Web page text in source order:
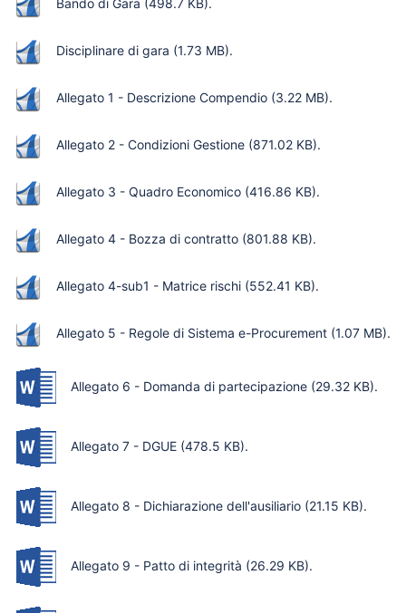
Bando di Gara (498.7 KB).
Disciplinare di gara (1.73 MB).
Allegato 1 - Descrizione Compendio (3.22 MB).
Allegato 2 - Condizioni Gestione (871.02 KB).
Allegato 3 - Quadro Economico (416.86 KB).
Allegato 4 - Bozza di contratto (801.88 KB).
Allegato 4-sub1 - Matrice rischi (552.41 KB).
Allegato 5 - Regole di Sistema e-Procurement (1.07 MB).
Allegato 6 - Domanda di partecipazione (29.32 KB).
Allegato 7 - DGUE (478.5 KB).
Allegato 8 - Dichiarazione dell'ausiliario (21.15 KB).
Allegato 9 - Patto di integrità (26.29 KB).